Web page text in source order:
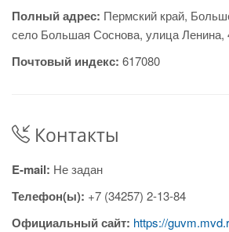
Полный адрес: Пермский край,
село Большая Соснова, улица Ленина,
Почтовый индекс: 617080
Контакты
E-mail: Не задан
Телефон(ы): +7 (34257) 2-13-84
Официальный сайт: https://